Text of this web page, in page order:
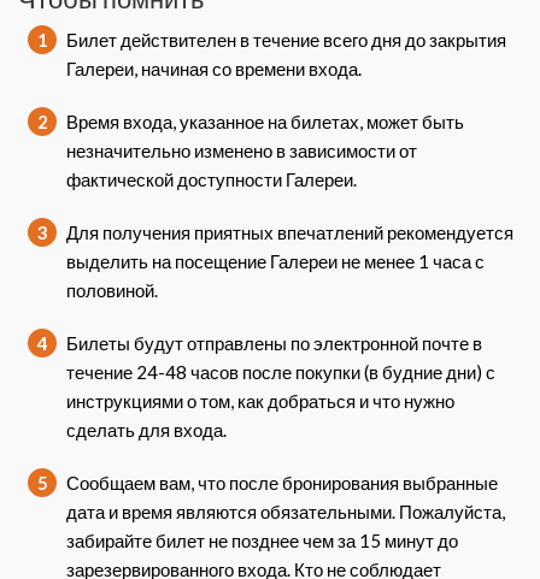
1
Билет действителен в течение всего дня до закрытия
Галереи, начиная со времени входа.
2
Время входа, указанное на билетах, может быть
незначительно изменено в зависимости от
фактической доступности Галереи.
3
Для получения приятных впечатлений рекомендуется
выделить на посещение Галереи не менее 1 часа с
половиной.
4
Билеты будут отправлены по электронной почте в
течение 24-48 часов после покупки (в будние дни) с
инструкциями о том, как добраться и что нужно
сделать для входа.
5
Сообщаем вам, что после бронирования выбранные
дата и время являются обязательными. Пожалуйста,
забирайте билет не позднее чем за 15 минут до
зарезервированного входа. Кто не соблюдает